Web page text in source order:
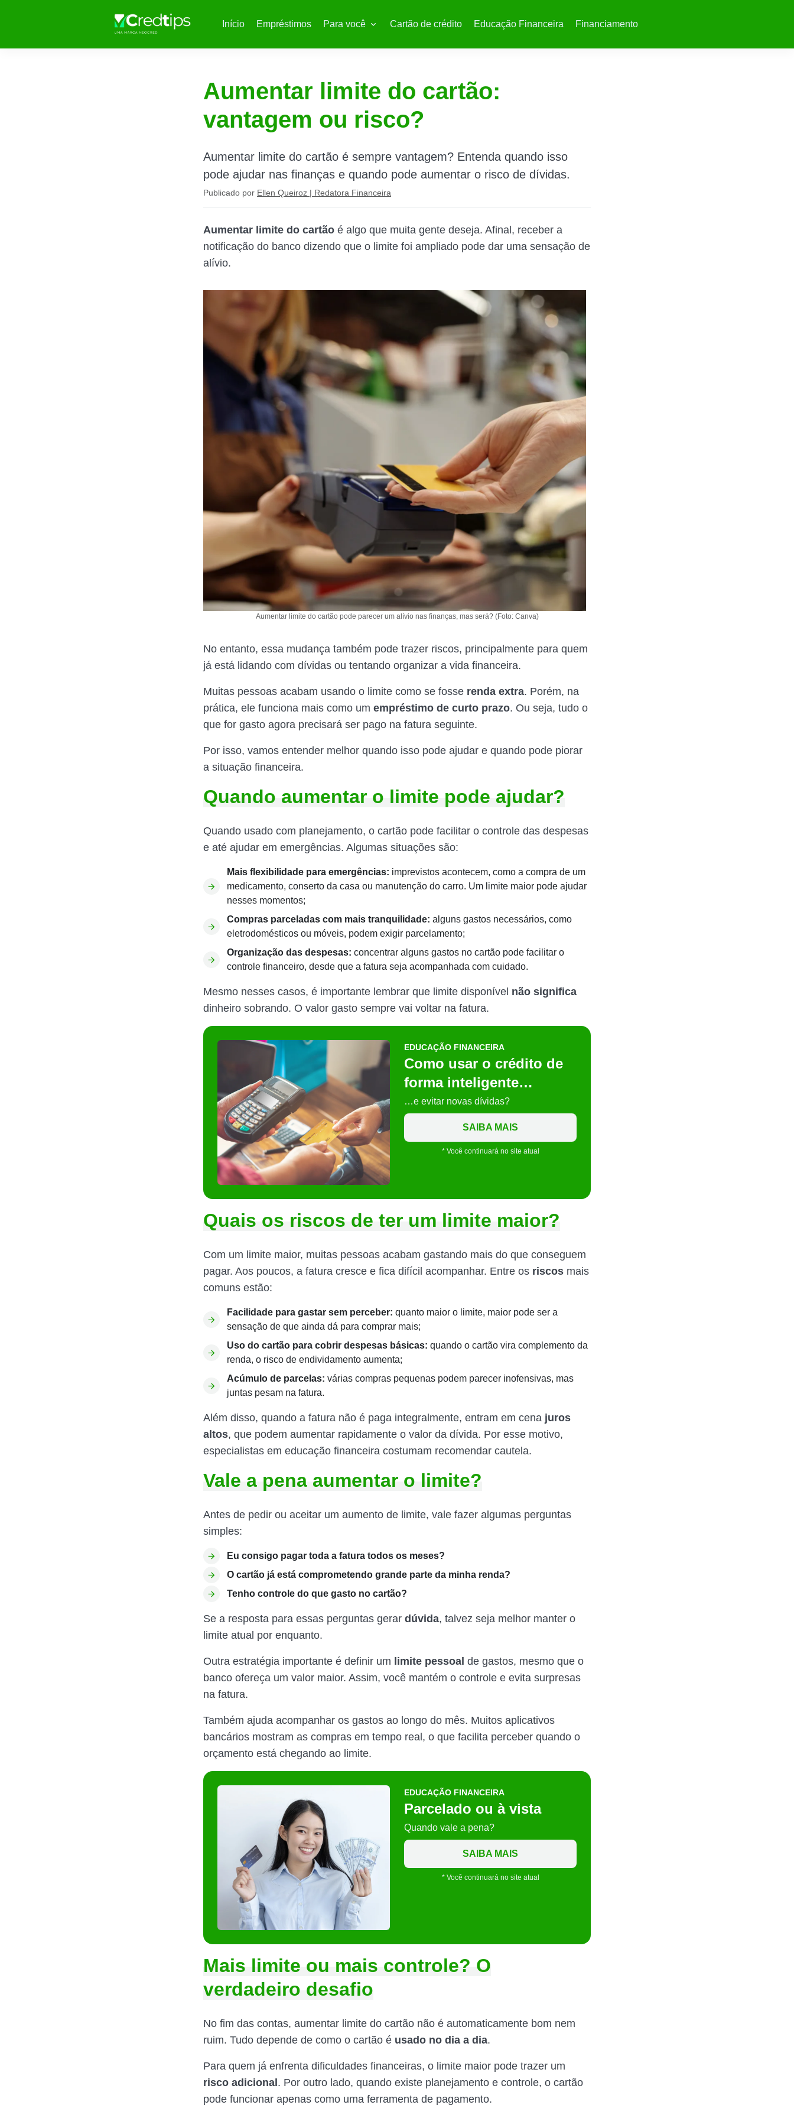
Início Empréstimos Para você Cartão de crédito Educação Financeira Financiamento
Aumentar limite do cartão:
vantagem ou risco?
Aumentar limite do cartão é sempre vantagem? Entenda quando isso
pode ajudar nas finanças e quando pode aumentar o risco de dívidas.
Publicado por Ellen Queiroz | Redatora Financeira
Aumentar limite do cartão é algo que muita gente deseja. Afinal, receber a
notificação do banco dizendo que o limite foi ampliado pode dar uma sensação de
alívio.
Aumentar limite do cartão pode parecer um alívio nas finanças, mas será? (Foto: Canva)
No entanto, essa mudança também pode trazer riscos, principalmente para quem
já está lidando com dívidas ou tentando organizar a vida financeira.
Muitas pessoas acabam usando o limite como se fosse renda extra. Porém, na
prática, ele funciona mais como um empréstimo de curto prazo. Ou seja, tudo o
que for gasto agora precisará ser pago na fatura seguinte.
Por isso, vamos entender melhor quando isso pode ajudar e quando pode piorar
a situação financeira.
Quando aumentar o limite pode ajudar?
Quando usado com planejamento, o cartão pode facilitar o controle das despesas
e até ajudar em emergências. Algumas situações são:
Mais flexibilidade para emergências: imprevistos acontecem, como a compra de um
medicamento, conserto da casa ou manutenção do carro. Um limite maior pode ajudar
nesses momentos;
Compras parceladas com mais tranquilidade: alguns gastos necessários, como
eletrodomésticos ou móveis, podem exigir parcelamento;
Organização das despesas: concentrar alguns gastos no cartão pode facilitar o
controle financeiro, desde que a fatura seja acompanhada com cuidado.
Mesmo nesses casos, é importante lembrar que limite disponível não significa
dinheiro sobrando. O valor gasto sempre vai voltar na fatura.
EDUCAÇÃO FINANCEIRA
Como usar o crédito de
forma inteligente…
…e evitar novas dívidas?
SAIBA MAIS
* Você continuará no site atual
Quais os riscos de ter um limite maior?
Com um limite maior, muitas pessoas acabam gastando mais do que conseguem
pagar. Aos poucos, a fatura cresce e fica difícil acompanhar. Entre os riscos mais
comuns estão:
Facilidade para gastar sem perceber: quanto maior o limite, maior pode ser a
sensação de que ainda dá para comprar mais;
Uso do cartão para cobrir despesas básicas: quando o cartão vira complemento da
renda, o risco de endividamento aumenta;
Acúmulo de parcelas: várias compras pequenas podem parecer inofensivas, mas
juntas pesam na fatura.
Além disso, quando a fatura não é paga integralmente, entram em cena juros
altos, que podem aumentar rapidamente o valor da dívida. Por esse motivo,
especialistas em educação financeira costumam recomendar cautela.
Vale a pena aumentar o limite?
Antes de pedir ou aceitar um aumento de limite, vale fazer algumas perguntas
simples:
Eu consigo pagar toda a fatura todos os meses?
O cartão já está comprometendo grande parte da minha renda?
Tenho controle do que gasto no cartão?
Se a resposta para essas perguntas gerar dúvida, talvez seja melhor manter o
limite atual por enquanto.
Outra estratégia importante é definir um limite pessoal de gastos, mesmo que o
banco ofereça um valor maior. Assim, você mantém o controle e evita surpresas
na fatura.
Também ajuda acompanhar os gastos ao longo do mês. Muitos aplicativos
bancários mostram as compras em tempo real, o que facilita perceber quando o
orçamento está chegando ao limite.
EDUCAÇÃO FINANCEIRA
Parcelado ou à vista
Quando vale a pena?
SAIBA MAIS
* Você continuará no site atual
Mais limite ou mais controle? O
verdadeiro desafio
No fim das contas, aumentar limite do cartão não é automaticamente bom nem
ruim. Tudo depende de como o cartão é usado no dia a dia.
Para quem já enfrenta dificuldades financeiras, o limite maior pode trazer um
risco adicional. Por outro lado, quando existe planejamento e controle, o cartão
pode funcionar apenas como uma ferramenta de pagamento.